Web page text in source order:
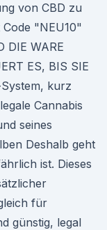
von CBD zu
"NEU10"
DIE WARE
ES, BIS SIE
kurz
Cannabis
seines
Deshalb geht
ist. Dieses
für
günstig, legal